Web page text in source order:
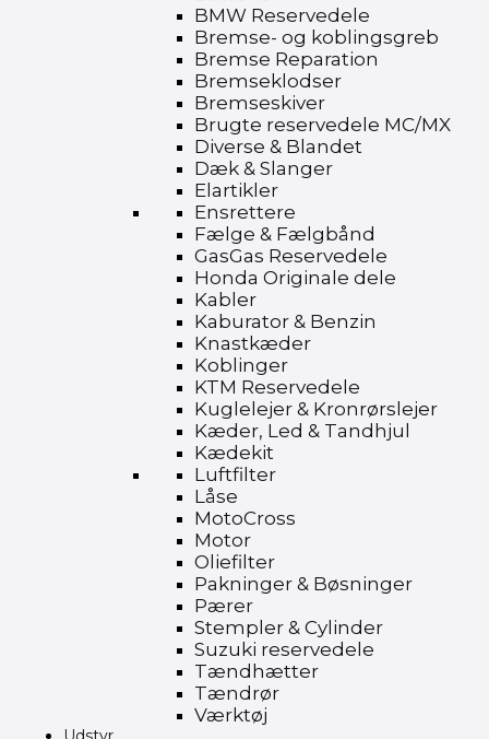
BMW Reservedele
Bremse- og koblingsgreb
Bremse Reparation
Bremseklodser
Bremseskiver
Brugte reservedele MC/MX
Diverse & Blandet
Dæk & Slanger
Elartikler
Ensrettere
Fælge & Fælgbånd
GasGas Reservedele
Honda Originale dele
Kabler
Kaburator & Benzin
Knastkæder
Koblinger
KTM Reservedele
Kuglelejer & Kronrørslejer
Kæder, Led & Tandhjul
Kædekit
Luftfilter
Låse
MotoCross
Motor
Oliefilter
Pakninger & Bøsninger
Pærer
Stempler & Cylinder
Suzuki reservedele
Tændhætter
Tændrør
Værktøj